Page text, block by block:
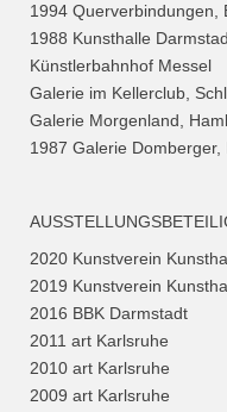
1994 Querverbindungen,
1988 Kunsthalle
Künstlerbahnhof Messel
Galerie im Kellerclub,
Galerie Morgenland,
1987 Galerie Domberger,
2020 Kunstverein
2019 Kunstverein
2016 BBK Darmstadt
2011 art Karlsruhe
2010 art Karlsruhe
2009 art Karlsruhe